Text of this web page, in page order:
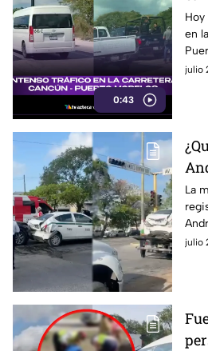
0:43
se
en
filas
julio
de
La
julio